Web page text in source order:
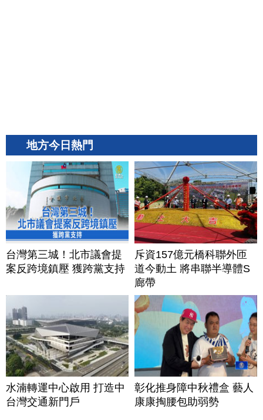
地方今日熱門
台灣第三城！北市議會提
案反跨境鎮壓 獲跨黨支持
斥資157億元橋科聯外匝
道今動土 將串聯半導體S
廊帶
水湳轉運中心啟用 打造中
台灣交通新門戶
彰化推身障中秋禮盒 藝人
康康掏腰包助弱勢